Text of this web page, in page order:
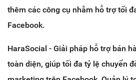
thêm các công cụ nhằm hỗ trợ tối
Facebook.
HaraSocial - Giải pháp hỗ trợ bán
toàn diện, giúp tối đa tỷ lệ chuyển